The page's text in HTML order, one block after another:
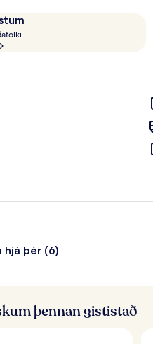
n
r
r
hjá þér (6)
þennan gististað